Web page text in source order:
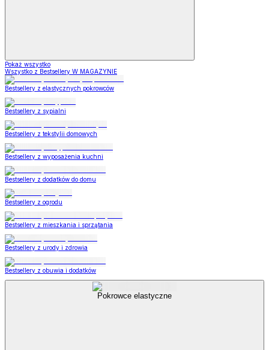
Pokaż wszystko
Wszystko z Bestsellery W MAGAZYNIE
Bestsellery z elastycznych pokrowców
Bestsellery z sypialni
Bestsellery z tekstylii domowych
Bestsellery z wyposażenia kuchni
Bestsellery z dodatków do domu
Bestsellery z ogrodu
Bestsellery z mieszkania i sprzątania
Bestsellery z urody i zdrowia
Bestsellery z obuwia i dodatków
Pokrowce elastyczne